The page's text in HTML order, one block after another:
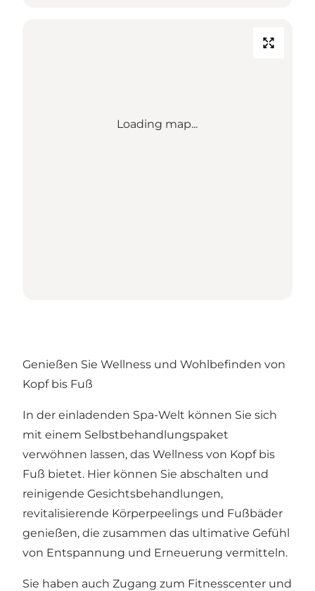
Loading map...
Genießen Sie Wellness und Wohlbefinden von
Kopf bis Fuß
In der einladenden Spa-Welt können Sie sich
mit einem Selbstbehandlungspaket
verwöhnen lassen, das Wellness von Kopf bis
Fuß bietet. Hier können Sie abschalten und
reinigende Gesichtsbehandlungen,
revitalisierende Körperpeelings und Fußbäder
genießen, die zusammen das ultimative Gefühl
von Entspannung und Erneuerung vermitteln.
Sie haben auch Zugang zum Fitnesscenter und